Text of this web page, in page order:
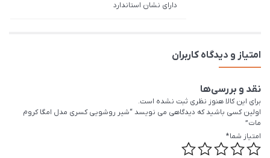
دارای نشان استاندارد
امتیاز و دیدگاه کاربران
نقد و بررسی‌ها
برای این کالا هنوز نظری ثبت نشده است.
اولین کسی باشید که دیدگاهی می نویسد “شیر روشویی کسری مدل امگا کروم
مات”
امتیاز شما*